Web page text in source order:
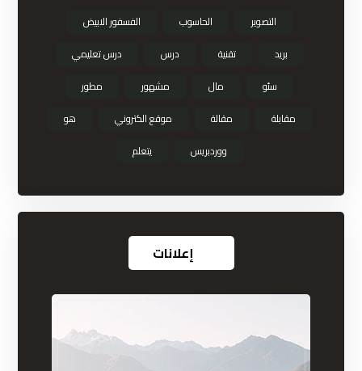
التصوير الحاسوب
الفسفور الابيض
بريد
تقنية درس
درس تعليمي
سئو
مال مشهور
مطور
مقابلة
مقالة موقع الكتروني
هو
ووردبريس
يتعلم
إعلانات